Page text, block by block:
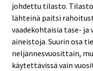
johdettu tilasto.
lähteinä paitsi
vaadekohtaisia tase-
aineistoja. Suurin osa
neljännesvuosittain,
käytettävissä vain